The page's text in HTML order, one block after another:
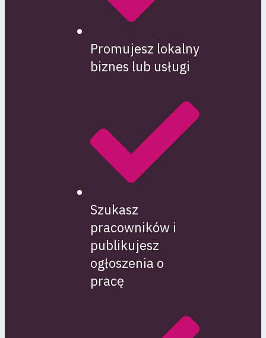
Promujesz lokalny
biznes lub usługi
Szukasz
pracowników i
publikujesz
ogłoszenia o
pracę